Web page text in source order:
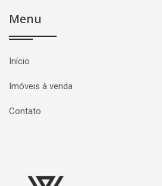
Menu
Início
Imóveis à venda
Contato